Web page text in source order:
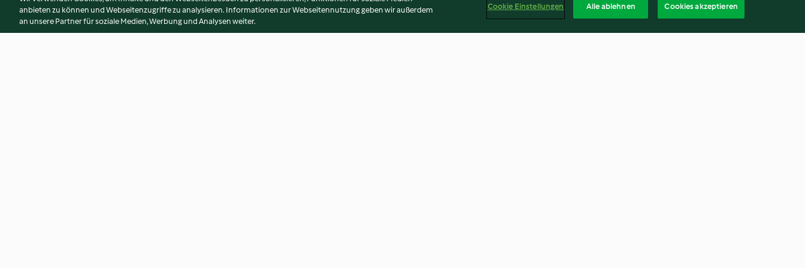
anbieten zu können und Webseitenzugriffe zu analysieren. Informationen zur Webseitennutzung geben wir außerdem
an unsere Partner für soziale Medien, Werbung und Analysen weiter.
Cookie Einstellungen Alle ablehnen Cookies akzeptieren